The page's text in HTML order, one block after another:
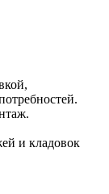
и кладовок